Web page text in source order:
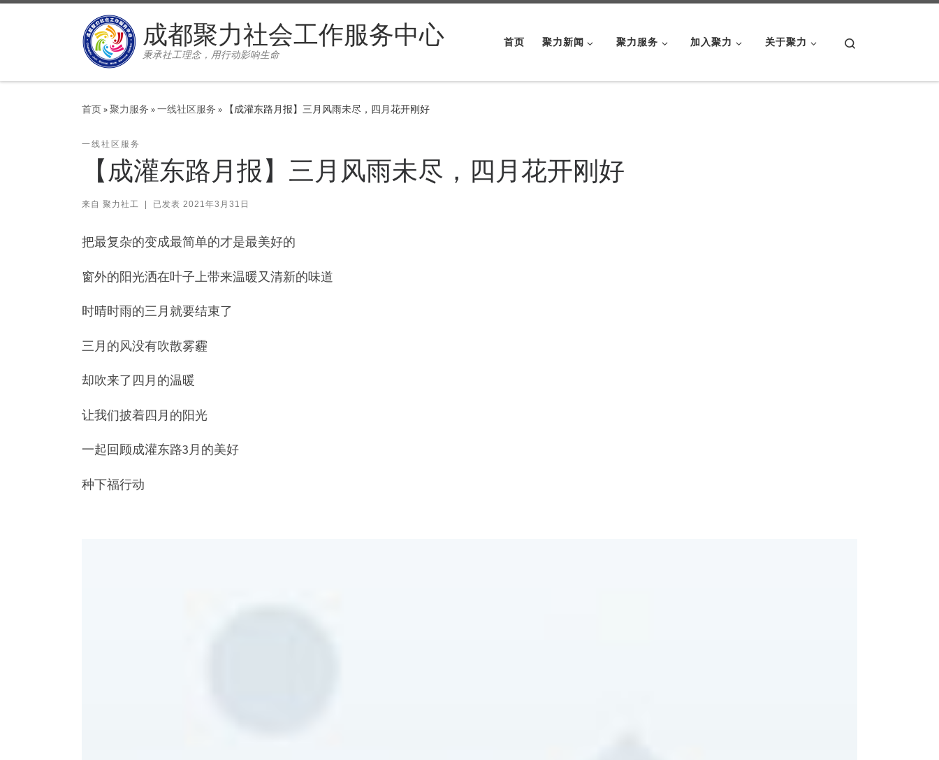
成都聚力社会工作服务中心
秉承社工理念，用行动影响生命
首页 聚力新闻 聚力服务 加入聚力 关于聚力
首页»聚力服务 »一线社区服务 » 【成灌东路月报】三月风雨未尽，四月花开刚好
一线社区服务
【成灌东路月报】三月风雨未尽，四月花开刚好
来自 聚力社工 已发表 2021年3月31日
把最复杂的变成最简单的才是最美好的
窗外的阳光洒在叶子上带来温暖又清新的味道
时晴时雨的三月就要结束了
三月的风没有吹散雾霾
却吹来了四月的温暖
让我们披着四月的阳光
一起回顾成灌东路3月的美好
种下福行动